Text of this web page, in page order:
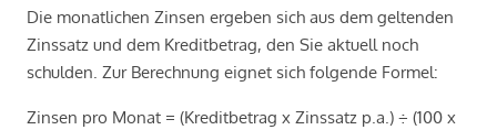
Die monatlichen Zinsen ergeben sich aus dem geltenden
Zinssatz und dem Kreditbetrag, den Sie aktuell noch
schulden. Zur Berechnung eignet sich folgende Formel:
Zinsen pro Monat = (Kreditbetrag x Zinssatz p.a.) ÷ (100 x